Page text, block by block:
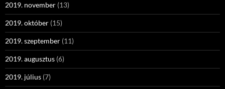
2019. november (13)
2019. október (15)
2019. szeptember (11)
2019. augusztus (6)
2019. július (7)